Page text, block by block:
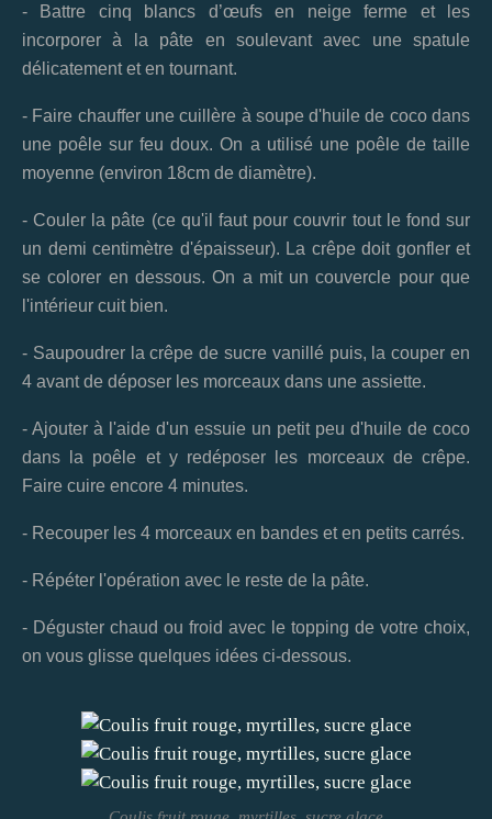
- Battre cinq blancs d’œufs en neige ferme et les
incorporer à la pâte en soulevant avec une spatule
délicatement et en tournant.
- Faire chauffer une cuillère à soupe d'huile de coco dans
une poêle sur feu doux. On a utilisé une poêle de taille
moyenne (environ 18cm de diamètre).
- Couler la pâte (ce qu'il faut pour couvrir tout le fond sur
un demi centimètre d'épaisseur). La crêpe doit gonfler et
se colorer en dessous. On a mit un couvercle pour que
l'intérieur cuit bien.
- Saupoudrer la crêpe de sucre vanillé puis, la couper en
4 avant de déposer les morceaux dans une assiette.
- Ajouter à l'aide d'un essuie un petit peu d'huile de coco
dans la poêle et y redéposer les morceaux de crêpe.
Faire cuire encore 4 minutes.
- Recouper les 4 morceaux en bandes et en petits carrés.
- Répéter l'opération avec le reste de la pâte.
- Déguster chaud ou froid avec le topping de votre choix,
on vous glisse quelques idées ci-dessous.